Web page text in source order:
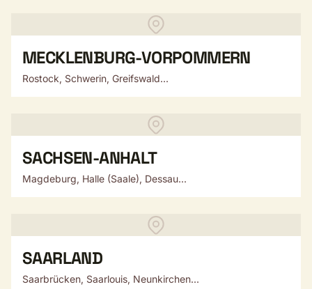
MECKLENBURG-VORPOMMERN
Rostock, Schwerin, Greifswald...
SACHSEN-ANHALT
Magdeburg, Halle (Saale), Dessau...
SAARLAND
Saarbrücken, Saarlouis, Neunkirchen...